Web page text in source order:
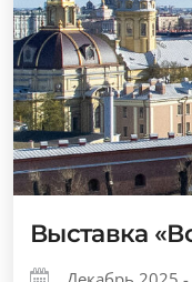
Выставка